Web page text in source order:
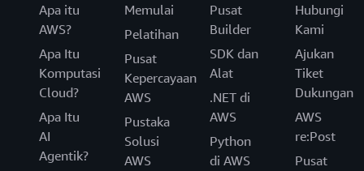
Apa itu
AWS?
Apa Itu
Komputasi
Cloud?
Apa Itu
AI
Agentik?
Memulai
Pelatihan
Pusat
Kepercayaan
AWS
Pustaka
Solusi
AWS
Pusat
Builder
SDK dan
Alat
.NET di
AWS
Python
di AWS
Hubungi
Kami
Ajukan
Tiket
Dukungan
AWS
re:Post
Pusat